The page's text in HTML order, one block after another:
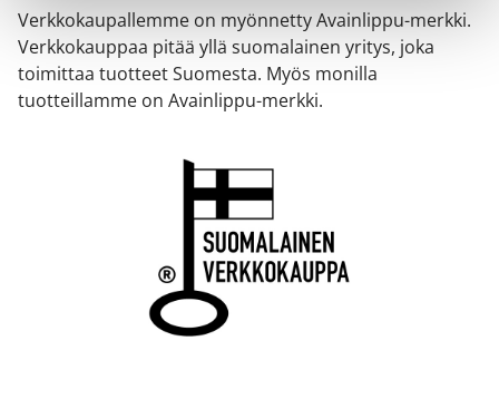
Verkkokaupallemme on myönnetty Avainlippu-merkki.
Verkkokauppaa pitää yllä suomalainen yritys, joka
toimittaa tuotteet Suomesta. Myös monilla
tuotteillamme on Avainlippu-merkki.